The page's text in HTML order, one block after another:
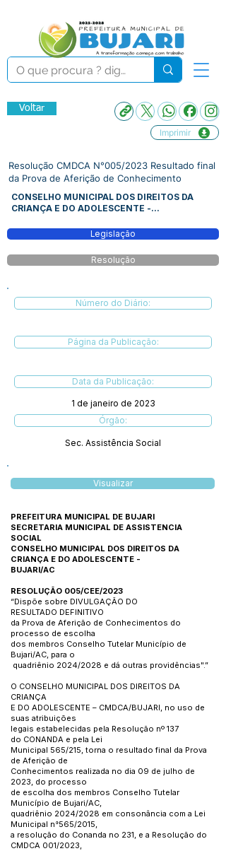
Voltar
Imprimir
Resolução CMDCA N°005/2023 Resultado final
da Prova de Aferição de Conhecimento
CONSELHO MUNICIPAL DOS DIREITOS DA
CRIANÇA E DO ADOLESCENTE -...
Legislação
Resolução
Número do Diário:
Página da Publicação:
Data da Publicação:
1 de janeiro de 2023
Órgão:
Sec. Assistência Social
Visualizar
PREFEITURA MUNICIPAL DE BUJARI
SECRETARIA MUNICIPAL DE ASSISTENCIA
SOCIAL
CONSELHO MUNICIPAL DOS DIREITOS DA
CRIANÇA E DO ADOLESCENTE -
BUJARI/AC
RESOLUÇÃO 005/CEE/2023
“Dispõe sobre DIVULGAÇÃO DO
RESULTADO DEFINITIVO
da Prova de Aferição de Conhecimentos do
processo de escolha
dos membros Conselho Tutelar Município de
Bujari/AC, para o
quadriênio 2024/2028 e dá outras providências".”
O CONSELHO MUNICIPAL DOS DIREITOS DA
CRIANÇA
E DO ADOLESCENTE – CMDCA/BUJARI, no uso de
suas atribuições
legais estabelecidas pela Resolução nº 137
do CONANDA e pela Lei
Municipal 565/215, torna o resultado final da Prova
de Aferição de
Conhecimentos realizada no dia 09 de julho de
2023, do processo
de escolha dos membros Conselho Tutelar
Município de Bujari/AC,
quadriênio 2024/2028 em consonância com a Lei
Municipal n°565/2015,
a resolução do Conanda no 231, e a Resolução do
CMDCA 001/2023,